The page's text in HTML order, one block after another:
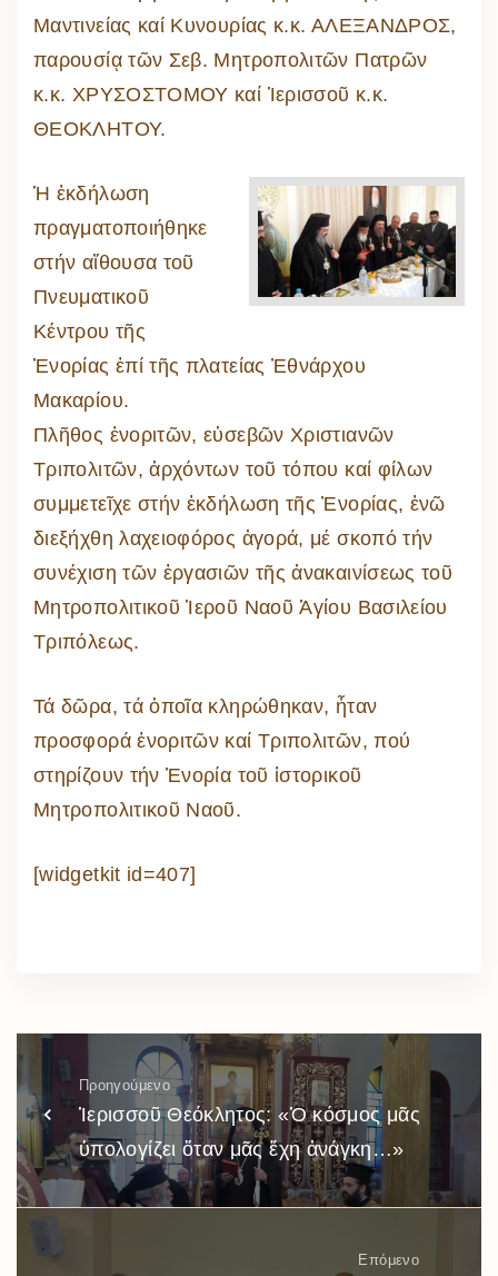
Μαντινείας καί Κυνουρίας κ.κ. ΑΛΕΞΑΝΔΡΟΣ,
παρουσίᾳ τῶν Σεβ. Μητροπολιτῶν Πατρῶν
κ.κ. ΧΡΥΣΟΣΤΟΜΟΥ καί Ἱερισσοῦ κ.κ.
ΘΕΟΚΛΗΤΟΥ.
Ἡ ἐκδήλωση
πραγματοποιήθηκε
στήν αἴθουσα τοῦ
Πνευματικοῦ
Κέντρου τῆς
Ἐνορίας ἐπί τῆς πλατείας Ἐθνάρχου
Μακαρίου.
Πλῆθος ἐνοριτῶν, εὐσεβῶν Χριστιανῶν
Τριπολιτῶν, ἀρχόντων τοῦ τόπου καί φίλων
συμμετεῖχε στήν ἐκδήλωση τῆς Ἐνορίας, ἐνῶ
διεξήχθη λαχειοφόρος ἀγορά, μέ σκοπό τήν
συνέχιση τῶν ἐργασιῶν τῆς ἀνακαινίσεως τοῦ
Μητροπολιτικοῦ Ἱεροῦ Ναοῦ Ἁγίου Βασιλείου
Τριπόλεως.
Τά δῶρα, τά ὁποῖα κληρώθηκαν, ἦταν
προσφορά ἐνοριτῶν καί Τριπολιτῶν, πού
στηρίζουν τήν Ἐνορία τοῦ ἱστορικοῦ
Μητροπολιτικοῦ Ναοῦ.
[widgetkit id=407]
Προηγούμενο
Ἱερισσοῦ Θεόκλητος: «Ὁ κόσμος μᾶς
ὑπολογίζει ὅταν μᾶς ἔχη ἀνάγκη…»
Επόμενο